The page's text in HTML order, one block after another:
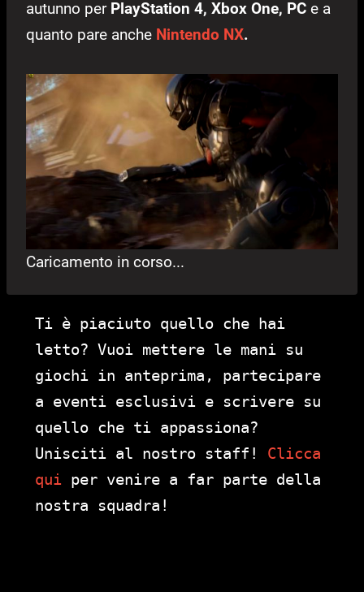
autunno per PlayStation 4, Xbox One, PC e a
quanto pare anche Nintendo NX.
Caricamento in corso...
Ti è piaciuto quello che hai
letto? Vuoi mettere le mani su
giochi in anteprima, partecipare
a eventi esclusivi e scrivere su
quello che ti appassiona?
Unisciti al nostro staff! Clicca
qui per venire a far parte della
nostra squadra!